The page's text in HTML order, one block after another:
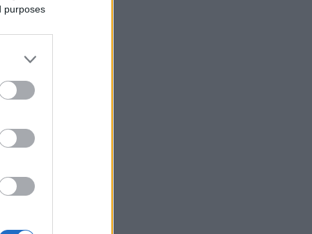
purposes